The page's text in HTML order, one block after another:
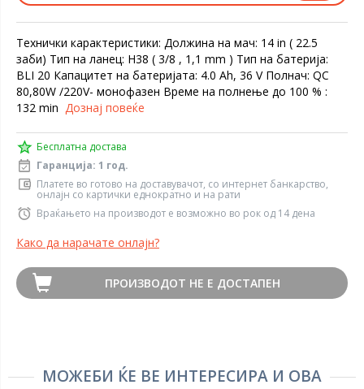
Технички карактеристики: Должина на мач: 14 in ( 22.5
заби) Tип на ланец: Н38 ( 3/8 , 1,1 mm ) Тип на батерија:
BLI 20 Капацитет на батеријата: 4.0 Ah, 36 V Полнач: QC
80,80W /220V- монофазен Време на полнење до 100 % :
132 min Дознај повеќе
Бесплатна достава
Гаранција: 1 год.
Платете во готово на доставувачот, со интернет банкарство,
онлајн со картички еднократно и на рати
Враќањето на производот е возможно во рок од 14 дена
Како да нарачате онлајн?
ПРОИЗВОДОТ НЕ Е ДОСТАПЕН
МОЖЕБИ ЌЕ ВЕ ИНТЕРЕСИРА И ОВА